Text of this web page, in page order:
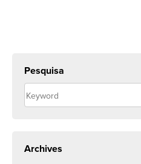
Pesquisa
Archives